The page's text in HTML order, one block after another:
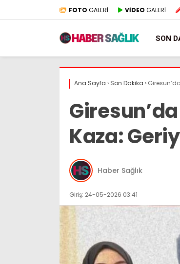
FOTO GALERİ VİDEO GALERİ
SON
Ana Sayfa › Son Dakika ›
Kaza:
Haber Sağlık
Giriş: 24-05-2026 03:41